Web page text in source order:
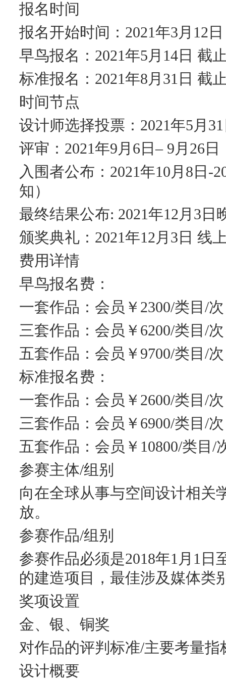
报名时间
报名开始时间：2021年3月12日
早鸟报名：2021年5月14日 截
标准报名：2021年8月31日 截
时间节点
设计师选择投票：2021年5月
评审：2021年9月6日– 9月26日
入围者公布：2021年10月8日-
知）
最终结果公布: 2021年12月3日
颁奖典礼：2021年12月3日 线
费用详情
早鸟报名费：
一套作品：会员￥2300/类目/
三套作品：会员￥6200/类目/
五套作品：会员￥9700/类目/
标准报名费：
一套作品：会员￥2600/类目/
三套作品：会员￥6900/类目/
五套作品：会员￥10800/类目
参赛主体/组别
向在全球从事与空间设计相关
放。
参赛作品/组别
参赛作品必须是2018年1月1日
的建造项目，最佳涉及媒体类
奖项设置
金、银、铜奖
对作品的评判标准/主要考量指
设计概要